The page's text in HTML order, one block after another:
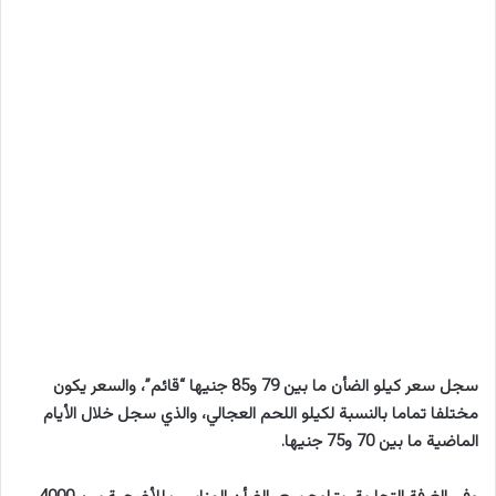
سجل سعر كيلو الضأن ما بين 79 و85 جنيها “قائم”، والسعر يكون
مختلفا تماما بالنسبة لكيلو اللحم العجالي، والذي سجل خلال الأيام
الماضية ما بين 70 و75 جنيها.